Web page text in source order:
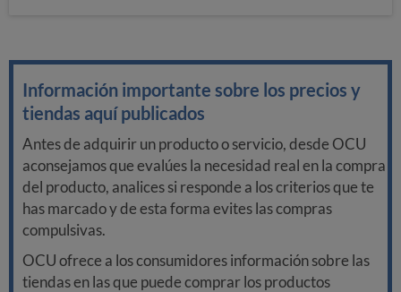
Información importante sobre los precios y
tiendas aquí publicados
Antes de adquirir un producto o servicio, desde OCU
aconsejamos que evalúes la necesidad real en la compra
del producto, analices si responde a los criterios que te
has marcado y de esta forma evites las compras
compulsivas.
OCU ofrece a los consumidores información sobre las
tiendas en las que puede comprar los productos